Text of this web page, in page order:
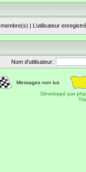
membre(s) | L’utilisateur
Nom d'utilisateur:
Messages non lus
Développé par